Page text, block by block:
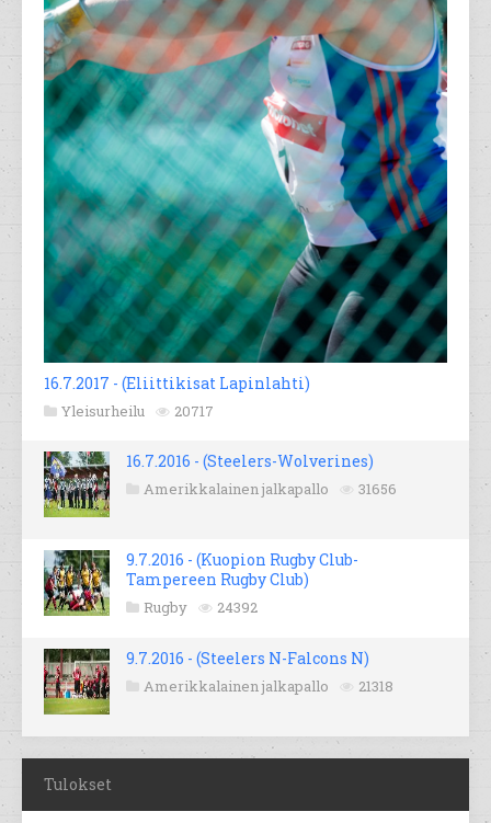
16.7.2017 - (Eliittikisat Lapinlahti)
Yleisurheilu 20717
16.7.2016 - (Steelers-Wolverines)
Amerikkalainen jalkapallo 31656
9.7.2016 - (Kuopion Rugby Club-
Tampereen Rugby Club)
Rugby 24392
9.7.2016 - (Steelers N-Falcons N)
Amerikkalainen jalkapallo 21318
Tulokset